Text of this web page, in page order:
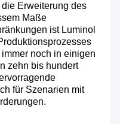
Erweiterung des
Maße
ist Luminol
noch in einigen
zehn bis hundert
für Szenarien mit